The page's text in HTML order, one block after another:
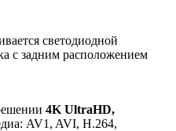
светодиодной
с задним расположением
4K UltraHD,
AV1, AVI, H.264,